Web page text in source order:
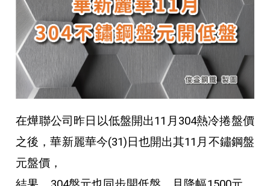
在燁聯公司昨日以低盤開出11月304熱冷捲盤價
之後，華新麗華今(31)日也開出其11月不鏽鋼盤
元盤價，